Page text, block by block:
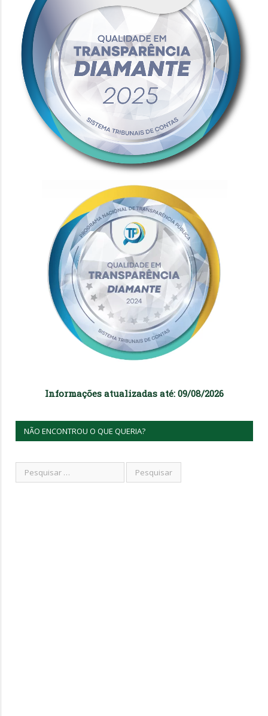
Informações atualizadas até: 09/08/2026
NÃO ENCONTROU O QUE QUERIA?